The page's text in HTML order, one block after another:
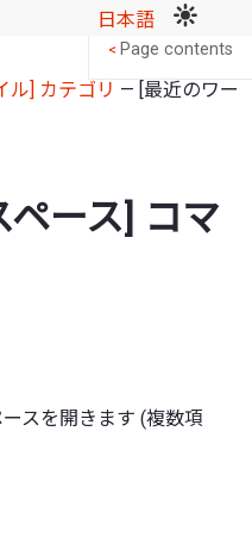
日本語
ル] カテゴリ — [最近のワー
ペース] コマ
スを開きます (複数項
< Page contents